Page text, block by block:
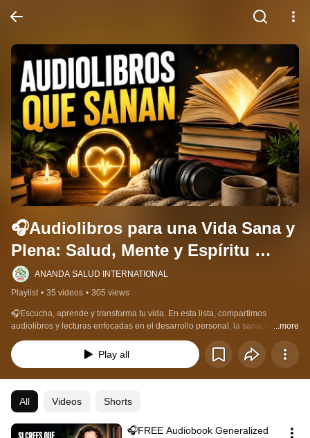
🎧Audiolibros para una Vida Sana y
Plena: Salud, Mente y Espíritu
(Natural Health Audiobooks) 📚
ANANDA SALUD INTERNATIONAL
Playlist • 35 videos • 305 views
🎧Escucha, aprende y transforma tu vida. En esta lista, compartimos
audiolibros y lecturas enfocadas en el desarrollo personal, la sanación
consciente y la salud natural. Un espacio diseñado para nutrir tu intelecto y
fortalecer tu paz interior mientras profundizas en la medicina holística y el
bienestar integral. 🌿
...more
Play all
All Videos Shorts
🎧FREE Audiobook Generalized